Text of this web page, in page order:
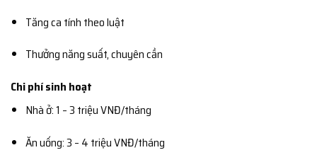
Tăng ca tính theo luật
Thưởng năng suất, chuyên cần
Chi phí sinh hoạt
Nhà ở: 1 – 3 triệu VNĐ/tháng
Ăn uống: 3 – 4 triệu VNĐ/tháng